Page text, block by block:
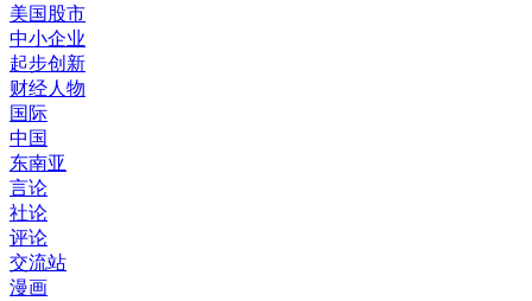
美国股市
中小企业
起步创新
财经人物
国际
中国
东南亚
言论
社论
评论
交流站
漫画